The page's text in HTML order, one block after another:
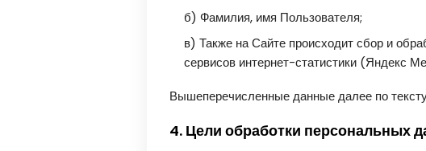
б) Фамилия, имя Пользователя;
в) Также на Сайте происходит сбор и
сервисов интернет-статистики (Яндекс
Вышеперечисленные данные далее по
4. Цели обработки персональных